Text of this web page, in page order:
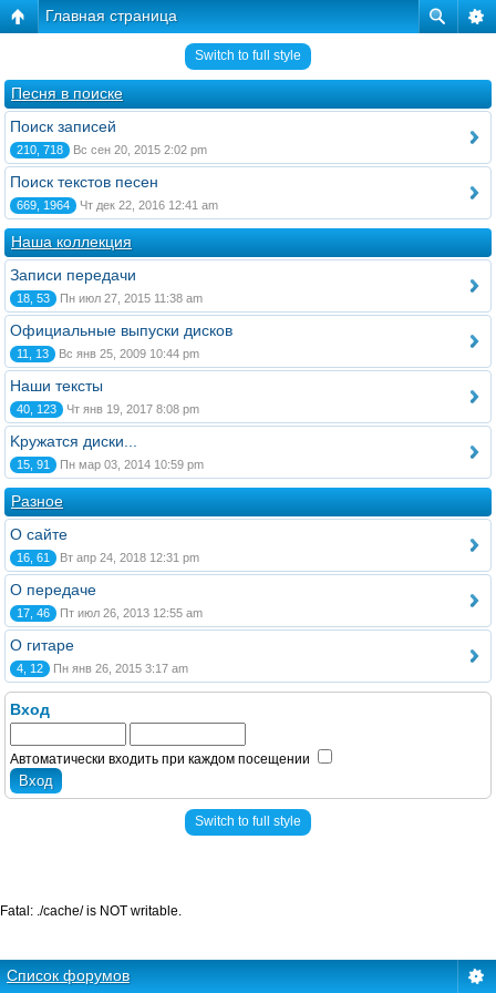
Главная страница
Switch to full style
Песня в поиске
Поиск записей
210, 718 Вс сен 20, 2015 2:02 pm
Поиск текстов песен
669, 1964 Чт дек 22, 2016 12:41 am
Наша коллекция
Записи передачи
18, 53 Пн июл 27, 2015 11:38 am
Официальные выпуски дисков
11, 13 Вс янв 25, 2009 10:44 pm
Наши тексты
40, 123 Чт янв 19, 2017 8:08 pm
Kружатся диски...
15, 91 Пн мар 03, 2014 10:59 pm
Разное
О сайте
16, 61 Вт апр 24, 2018 12:31 pm
О передаче
17, 46 Пт июл 26, 2013 12:55 am
О гитаре
4, 12 Пн янв 26, 2015 3:17 am
Вход
Автоматически входить при каждом посещении
Switch to full style
Список форумов
Fatal: ./cache/ is NOT writable.